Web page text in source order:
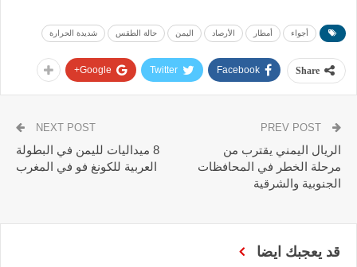
أجواء أمطار الأرصاد اليمن حالة الطقس شديدة الحرارة
Share
Facebook
Twitter
Google+
الريال اليمني يقترب من
مرحلة الخطر في المحافظات
الجنوبية والشرقية
NEXT POST
8 ميداليات لليمن في البطولة
العربية للكونغ فو في المغرب
قد يعجبك ايضا